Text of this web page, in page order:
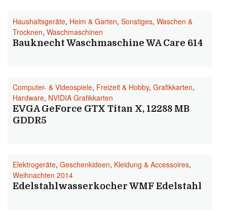
Haushaltsgeräte, Heim & Garten, Sonstiges, Waschen &
Trocknen, Waschmaschinen
Bauknecht Waschmaschine WA Care 614
Computer- & Videospiele, Freizeit & Hobby, Grafikkarten,
Hardware, NVIDIA Grafikkarten
EVGA GeForce GTX Titan X, 12288 MB
GDDR5
Elektrogeräte, Geschenkideen, Kleidung & Accessoires,
Weihnachten 2014
Edelstahlwasserkocher WMF Edelstahl